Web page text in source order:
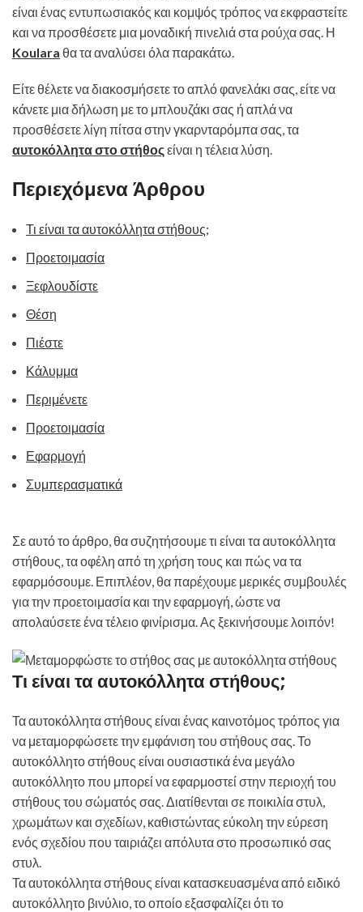
είναι ένας εντυπωσιακός και κομψός τρόπος να εκφραστείτε
και να προσθέσετε μια μοναδική πινελιά στα ρούχα σας. Η
Koulara θα τα αναλύσει όλα παρακάτω.
Είτε θέλετε να διακοσμήσετε το απλό φανελάκι σας, είτε να
κάνετε μια δήλωση με το μπλουζάκι σας ή απλά να
προσθέσετε λίγη πίτσα στην γκαρνταρόμπα σας, τα
αυτοκόλλητα στο στήθοςείναι η τέλεια λύση.
Περιεχόμενα Άρθρου
Τι είναι τα αυτοκόλλητα στήθους;
Προετοιμασία
Ξεφλουδίστε
Θέση
Πιέστε
Κάλυμμα
Περιμένετε
Προετοιμασία
Εφαρμογή
Συμπερασματικά
Σε αυτό το άρθρο, θα συζητήσουμε τι είναι τα αυτοκόλλητα
στήθους, τα οφέλη από τη χρήση τους και πώς να τα
εφαρμόσουμε. Επιπλέον, θα παρέχουμε μερικές συμβουλές
για την προετοιμασία και την εφαρμογή, ώστε να
απολαύσετε ένα τέλειο φινίρισμα. Ας ξεκινήσουμε λοιπόν!
Τι είναι τα αυτοκόλλητα στήθους;
Τα αυτοκόλλητα στήθους είναι ένας καινοτόμος τρόπος για
να μεταμορφώσετε την εμφάνιση του στήθους σας. Το
αυτοκόλλητο στήθους είναι ουσιαστικά ένα μεγάλο
αυτοκόλλητο που μπορεί να εφαρμοστεί στην περιοχή του
στήθους του σώματός σας. Διατίθενται σε ποικιλία στυλ,
χρωμάτων και σχεδίων, καθιστώντας εύκολη την εύρεση
ενός σχεδίου που ταιριάζει απόλυτα στο προσωπικό σας
στυλ.
Τα αυτοκόλλητα στήθους είναι κατασκευασμένα από ειδικό
αυτοκόλλητο βινύλιο, το οποίο εξασφαλίζει ότι το